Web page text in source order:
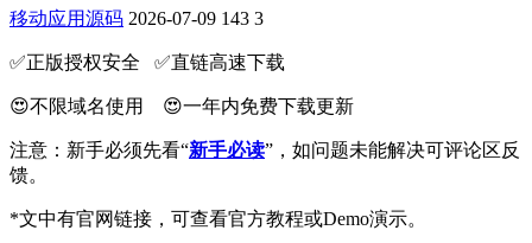
移动应用源码 2026-07-09 143 3
✅️正版授权安全 ✅️直链高速下载
😍不限域名使用 😍一年内免费下载更新
注意：新手必须先看“新手必读”，如问题未能解决可评论区反
馈。
*文中有官网链接，可查看官方教程或Demo演示。